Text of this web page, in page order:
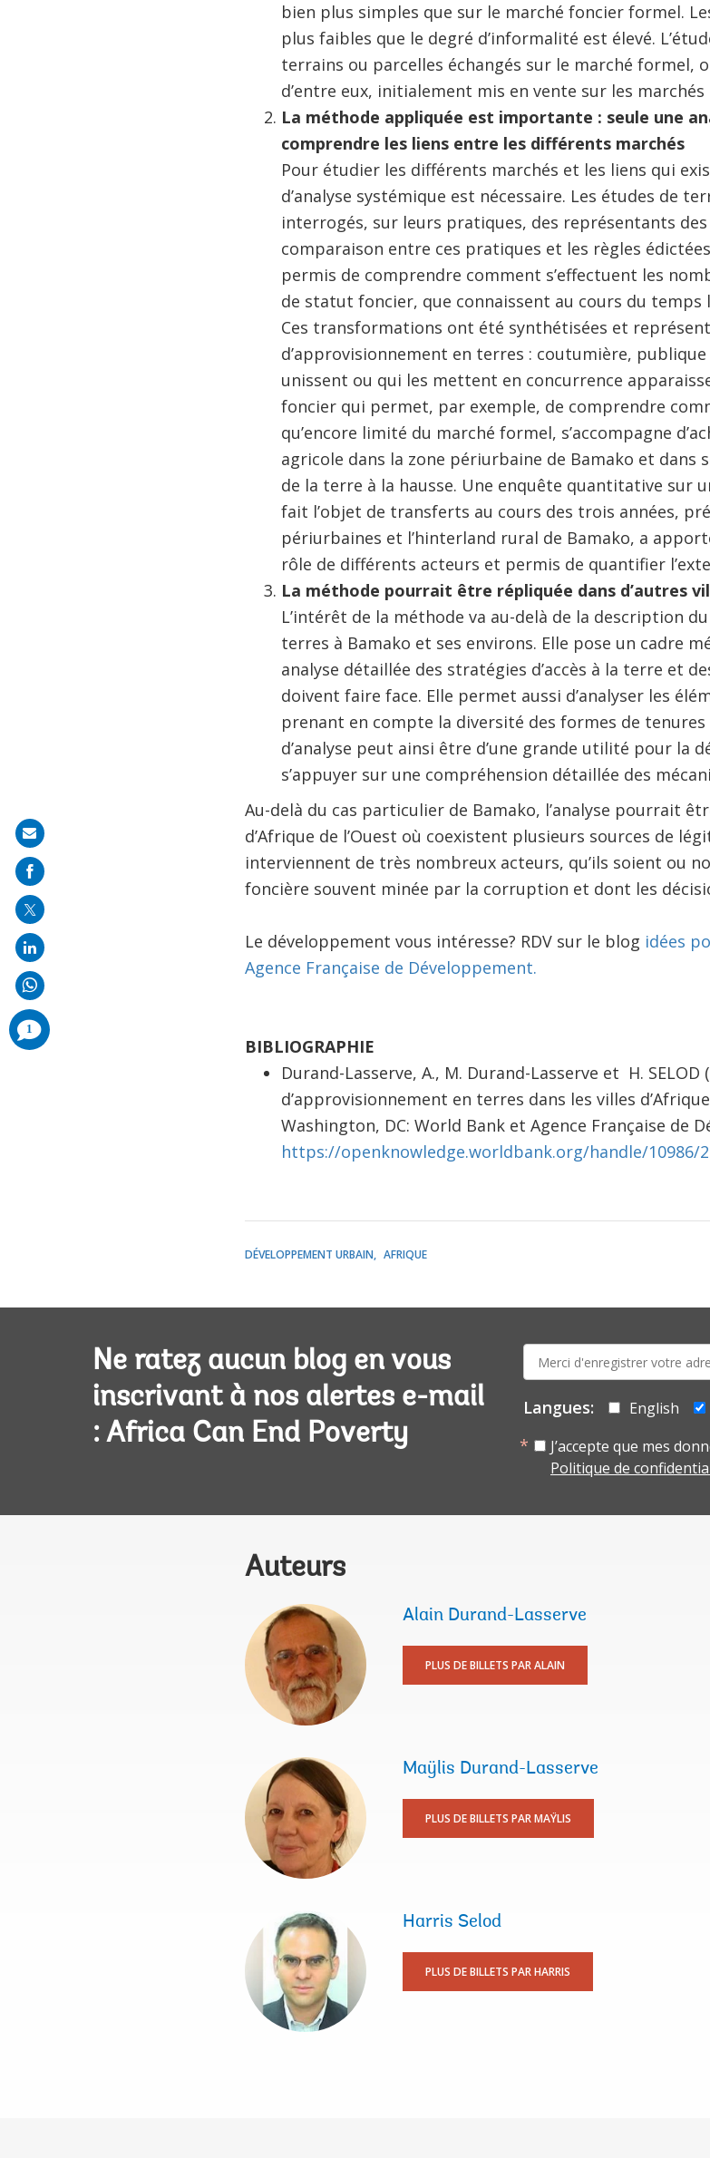
bien plus simples que sur le marché foncier formel.
plus faibles que le degré d’informalité est élevé.
terrains ou parcelles échangés sur le marché formel,
d’entre eux, initialement mis en vente sur les
La méthode appliquée est importante : seule une
comprendre les liens entre les différents marchés
Pour étudier les différents marchés et les liens qui
d’analyse systémique est nécessaire. Les études de
interrogés, sur leurs pratiques, des représentants
comparaison entre ces pratiques et les règles
permis de comprendre comment s’effectuent les
de statut foncier, que connaissent au cours du
Ces transformations ont été synthétisées et
d’approvisionnement en terres : coutumière,
unissent ou qui les mettent en concurrence
foncier qui permet, par exemple, de comprendre
qu’encore limité du marché formel, s’accompagne
agricole dans la zone périurbaine de Bamako et
de la terre à la hausse. Une enquête quantitative sur
fait l’objet de transferts au cours des trois années,
périurbaines et l’hinterland rural de Bamako, a
rôle de différents acteurs et permis de quantifier
La méthode pourrait être répliquée dans d’autres
L’intérêt de la méthode va au-delà de la description
terres à Bamako et ses environs. Elle pose un cadre
analyse détaillée des stratégies d’accès à la terre et
doivent faire face. Elle permet aussi d’analyser les
prenant en compte la diversité des formes de
d’analyse peut ainsi être d’une grande utilité pour la
s’appuyer sur une compréhension détaillée des
Au-delà du cas particulier de Bamako, l’analyse pourrait
d’Afrique de l’Ouest où coexistent plusieurs sources de
interviennent de très nombreux acteurs, qu’ils soient ou
foncière souvent minée par la corruption et dont les
Le développement vous intéresse? RDV sur le blog idées
Agence Française de Développement.
BIBLIOGRAPHIE
Durand-Lasserve, A., M. Durand-Lasserve et H. SELOD
d’approvisionnement en terres dans les villes
Washington, DC: World Bank et Agence Française de
https://openknowledge.worldbank.org/handle/10986/
DÉVELOPPEMENT URBAIN AFRIQUE
Ne ratez aucun blog en vous
inscrivant à nos alertes e-mail
: Africa Can End Poverty
mail:
Langues: English
J’accepte que mes
Politique de
Auteurs
Alain Durand-Lasserve
PLUS DE BILLETS PAR ALAIN
Maÿlis Durand-Lasserve
PLUS DE BILLETS PAR MAŸLIS
Harris Selod
PLUS DE BILLETS PAR HARRIS
Share
on
mail
1
comments
added